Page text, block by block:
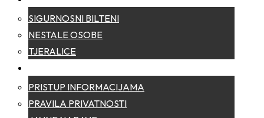
SIGURNOSNI BILTENI
NESTALE OSOBE
TJERALICE
PRISTUP INFORMACIJAMA
PRAVILA PRIVATNOSTI